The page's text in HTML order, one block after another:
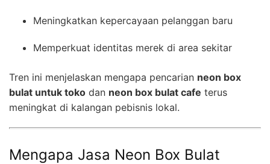
Meningkatkan kepercayaan pelanggan baru
Memperkuat identitas merek di area sekitar
Tren ini menjelaskan mengapa pencarian neon box
bulat untuk toko dan neon box bulat cafe terus
meningkat di kalangan pebisnis lokal.
Mengapa Jasa Neon Box Bulat